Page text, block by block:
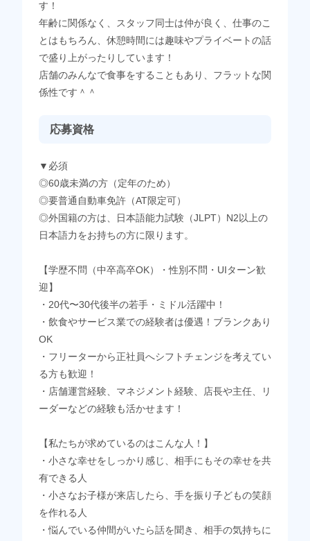
す！
年齢に関係なく、スタッフ同士は仲が良く、仕事のこ
とはもちろん、休憩時間には趣味やプライベートの話
で盛り上がったりしています！
店舗のみんなで食事をすることもあり、フラットな関
係性です＾＾
応募資格
▼必須
◎60歳未満の方（定年のため）
◎要普通自動車免許（AT限定可）
◎外国籍の方は、日本語能力試験（JLPT）N2以上の
日本語力をお持ちの方に限ります。
【学歴不問（中卒高卒OK）・性別不問・UIターン歓
迎】
・20代〜30代後半の若手・ミドル活躍中！
・飲食やサービス業での経験者は優遇！ブランクあり
OK
・フリーターから正社員へシフトチェンジを考えてい
る方も歓迎！
・店舗運営経験、マネジメント経験、店長や主任、リ
ーダーなどの経験も活かせます！
【私たちが求めているのはこんな人！】
・小さな幸せをしっかり感じ、相手にもその幸せを共
有できる人
・小さなお子様が来店したら、手を振り子どもの笑顔
を作れる人
・悩んでいる仲間がいたら話を聞き、相手の気持ちに